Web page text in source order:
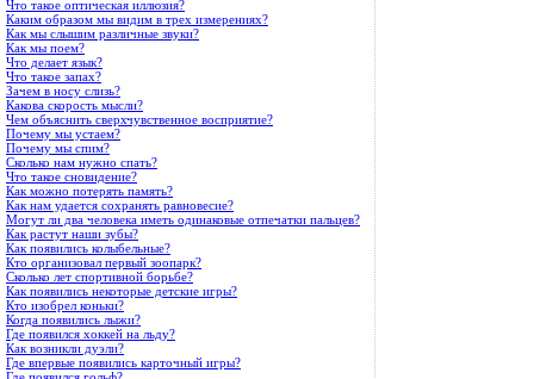
Что такое оптическая иллюзия?
Каким образом мы видим в трех измерениях?
Как мы слышим различные звуки?
Как мы поем?
Что делает язык?
Что такое запах?
Зачем в носу слизь?
Какова скорость мысли?
Чем объяснить сверхчувственное восприятие?
Почему мы устаем?
Почему мы спим?
Сколько нам нужно спать?
Что такое сновидение?
Как можно потерять память?
Как нам удается сохранять равновесие?
Могут ли два человека иметь одинаковые отпечатки пальцев?
Как растут наши зубы?
Как появились колыбельные?
Кто организовал первый зоопарк?
Сколько лет спортивной борьбе?
Как появились некоторые детские игры?
Кто изобрел коньки?
Когда появились лыжи?
Где появился хоккей на льду?
Как возникли дуэли?
Где впервые появились карточный игры?